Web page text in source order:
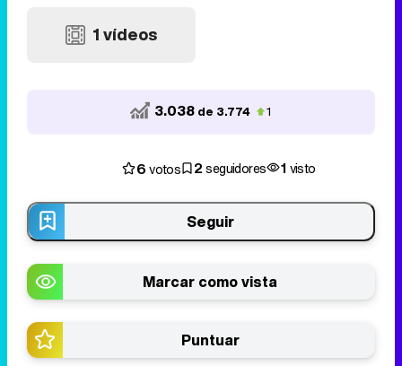
1 vídeos
3.038 de 3.774 1
6votos 2seguidores 1 visto
Seguir
Marcar como vista
Puntuar